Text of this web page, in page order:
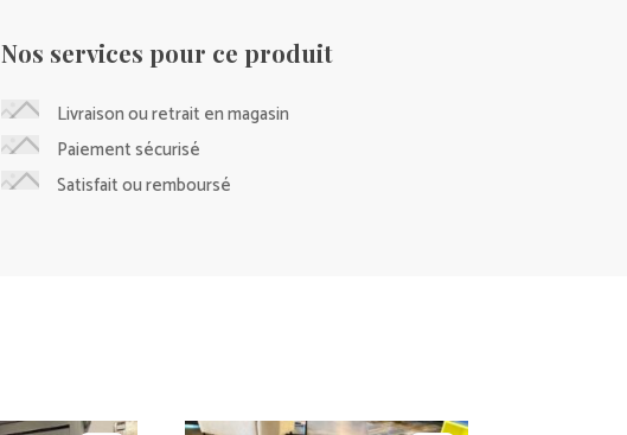
Nos services pour ce produit
Livraison ou retrait en magasin
Paiement sécurisé
Satisfait ou remboursé